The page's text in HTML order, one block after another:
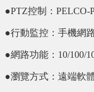
●PTZ控制：PELCO-
●行動監控：手機網
●網路功能：10/100/
●瀏覽方式：遠端軟